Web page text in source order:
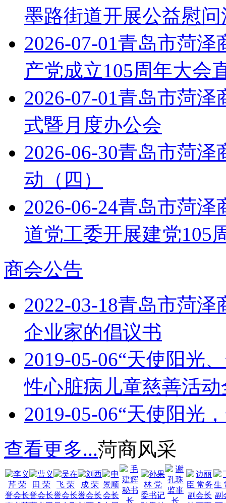
墨路街道开展公益慰问
2026-07-01青岛市菏泽
产党成立105周年大会
2026-07-01青岛市菏泽
式暨月度办公会
2026-06-30青岛市菏泽
动（四）
2026-06-24青岛市菏泽
道党工委开展建党105
商会公告
2022-03-18青岛市菏泽
企业家的倡议书
2019-05-06“天使阳光
性心脏病儿童慈善活
2019-05-06“天使阳光
查看更多...菏商风采